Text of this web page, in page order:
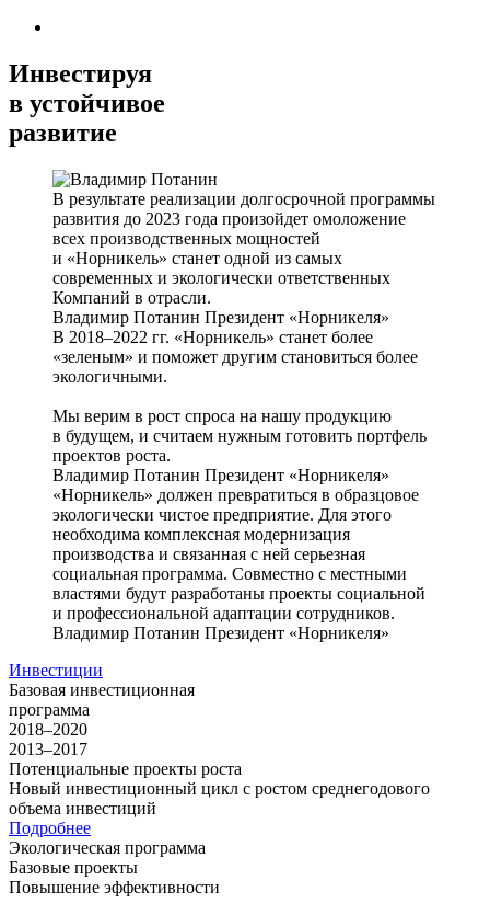
Инвестируя
в устойчивое
развитие
В результате реализации долгосрочной программы
развития до 2023 года произойдет омоложение
всех производственных мощностей
и «Норникель» станет одной из самых
современных и экологически ответственных
Компаний в отрасли.
Владимир Потанин Президент «Норникеля»
В 2018–2022 гг. «Норникель» станет более
«зеленым» и поможет другим становиться более
экологичными.
Мы верим в рост спроса на нашу продукцию
в будущем, и считаем нужным готовить портфель
проектов роста.
Владимир Потанин Президент «Норникеля»
«Норникель» должен превратиться в образцовое
экологически чистое предприятие. Для этого
необходима комплексная модернизация
производства и связанная с ней серьезная
социальная программа. Совместно с местными
властями будут разработаны проекты социальной
и профессиональной адаптации сотрудников.
Владимир Потанин Президент «Норникеля»
Инвестиции
Базовая инвестиционная
программа
2018–2020
2013–2017
Потенциальные проекты роста
Новый инвестиционный цикл с ростом среднегодового
объема инвестиций
Подробнее
Экологическая программа
Базовые проекты
Повышение эффективности